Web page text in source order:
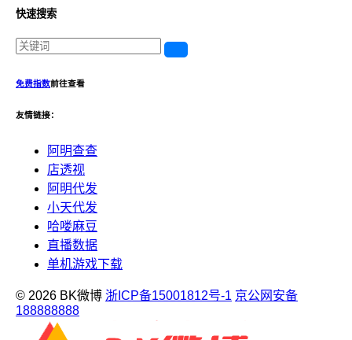
快速搜索
免费指数前往查看
友情链接：
阿明查查
店透视
阿明代发
小天代发
哈喽麻豆
直播数据
单机游戏下载
© 2026 BK微博 浙ICP备15001812号-1 京公网安备
188888888